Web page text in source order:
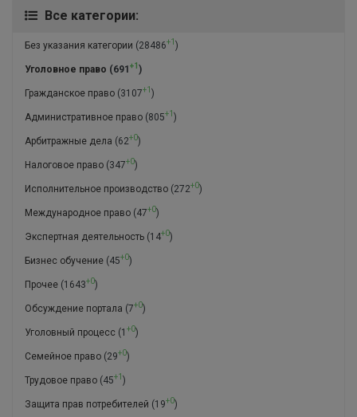
Все категории:
Без указания категории (28486+1 )
Уголовное право (691+1 )
Гражданское право (3107+1 )
Административное право (805+1 )
Арбитражные дела (62+0)
Налоговое право (347+0)
Исполнительное производство (272+0)
Международное право (47+0)
Экспертная деятельность (14+0)
Бизнес обучение (45+0)
Прочее (1643+0)
Обсуждение портала (7+0)
Уголовный процесс (1 +0)
Семейное право (29+0)
Трудовое право (45+1 )
Защита прав потребителей (19+0)